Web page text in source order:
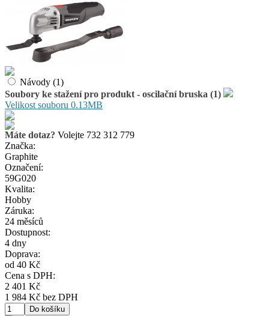
Návody (1)
Soubory ke stažení pro produkt - oscilační bruska (1)
Velikost souboru 0.13MB
Máte dotaz? Volejte 732 312 779
Značka:
Graphite
Označení:
59G020
Kvalita:
Hobby
Záruka:
24 měsíců
Dostupnost:
4 dny
Doprava:
od 40 Kč
Cena s DPH:
2 401 Kč
1 984 Kč bez DPH